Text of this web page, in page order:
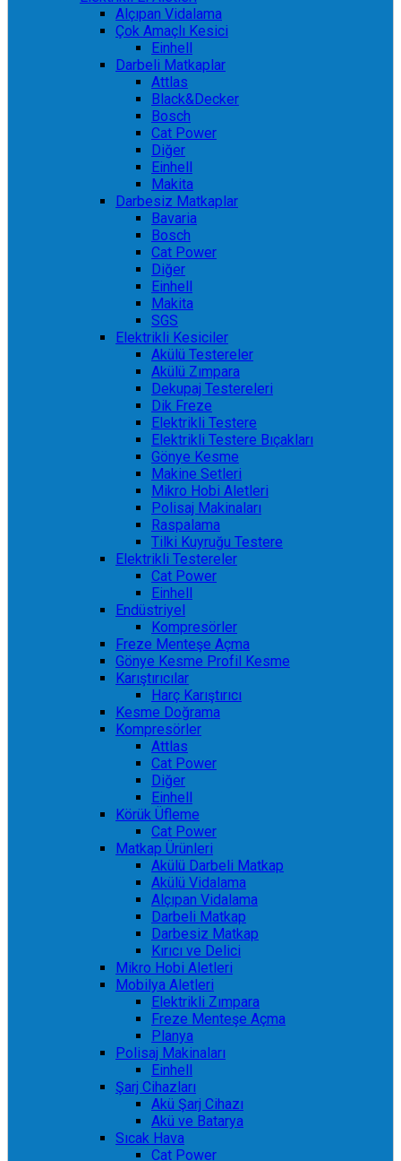
Alçıpan Vidalama
Çok Amaçlı Kesici
Einhell
Darbeli Matkaplar
Attlas
Black&Decker
Bosch
Cat Power
Diğer
Einhell
Makita
Darbesiz Matkaplar
Bavaria
Bosch
Cat Power
Diğer
Einhell
Makita
SGS
Elektrikli Kesiciler
Akülü Testereler
Akülü Zımpara
Dekupaj Testereleri
Dik Freze
Elektrikli Testere
Elektrikli Testere Bıçakları
Gönye Kesme
Makine Setleri
Mikro Hobi Aletleri
Polisaj Makinaları
Raspalama
Tilki Kuyruğu Testere
Elektrikli Testereler
Cat Power
Einhell
Endüstriyel
Kompresörler
Freze Menteşe Açma
Gönye Kesme Profil Kesme
Karıştırıcılar
Harç Karıştırıcı
Kesme Doğrama
Kompresörler
Attlas
Cat Power
Diğer
Einhell
Körük Üfleme
Cat Power
Matkap Ürünleri
Akülü Darbeli Matkap
Akülü Vidalama
Alçıpan Vidalama
Darbeli Matkap
Darbesiz Matkap
Kırıcı ve Delici
Mikro Hobi Aletleri
Mobilya Aletleri
Elektrikli Zımpara
Freze Menteşe Açma
Planya
Polisaj Makinaları
Einhell
Şarj Cihazları
Akü Şarj Cihazı
Akü ve Batarya
Sıcak Hava
Cat Power